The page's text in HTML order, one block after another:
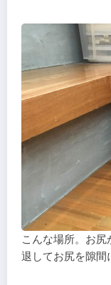
こんな場所。お
退してお尻を隙間